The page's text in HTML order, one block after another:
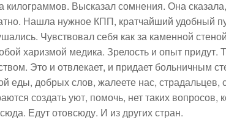
Высказал сомнения. Она
Нашла нужное КПП, кратчайший удобный
Чувствовал себя как за каменной
харизмой медика. Зрелость и опыт
Это и отвлекает, и придает больничным
добрых слов, жалеете нас, страдальцев,
создать уют, помочь, нет таких
Едут отовсюду. И из других стран.